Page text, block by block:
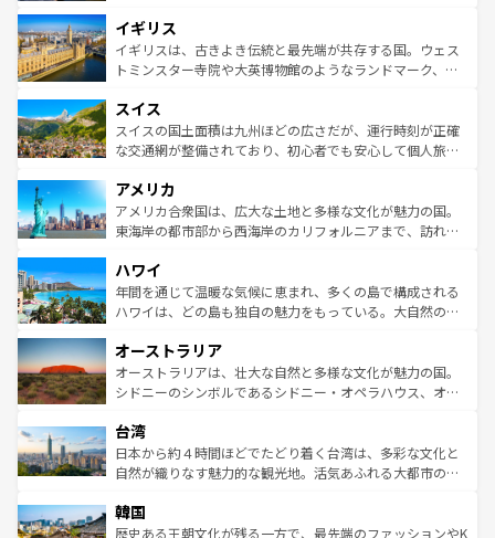
いる。シャンパンの発祥地であるランス、プロヴァンスの
香り高いラベンダー畑など、多彩な楽しみ方が可能だ。さ
らに、パリ以外の地域にも魅力が溢れており、どの街角に
れる地方に足を運ぶとそれぞれで全く異なる文化を体験で
きるだろう。 なお、新着のフランス情報はコンテンツ一覧
を参照してほしい。
顔を持つこの国は、どこを歩いても飽きることがない。ベ
ルリンの文化的活気、バイエルン州のアルプスの絶景、そ
してライン川沿いのワイン畑といった風景は必見。ビール
は、お酒好きな人にはぜひ体験してほしい。 なお、新着の
ドイツ情報はコンテンツ一覧を参照してほしい。
イギリス
イギリスは、古きよき伝統と最先端が共存する国。ウェス
トミンスター寺院や大英博物館のようなランドマーク、歴
リアごとに異なる魅力がある。また、優雅なアフタヌーン
ティー、ビール好きにはたまらない英国パブ、サッカー観
戦など、本場だからこそできる体験も豊富。イギリスを旅
ンツ一覧を参照してほしい。
スイス
スイスの国土面積は九州ほどの広さだが、運行時刻が正確
な交通網が整備されており、初心者でも安心して個人旅行
の建物がそのまま残る町や、スイスならではのユニークな
博物館もあり、アルプス観光だけでなく町歩きも満喫する
ことができる。国民の所得が高いため物価も高いが、旅行
ば市内交通費無料で観光を楽しむこともできる。 なお、新
着のスイス情報はコンテンツ一覧 を参照してほしい。
アメリカ
アメリカ合衆国は、広大な土地と多様な文化が魅力の国。
東海岸の都市部から西海岸のカリフォルニアまで、訪れる
のような巨大都市は、観光、ショッピング、エンターテイ
ンメントが詰まった刺激的なスポットだ。一方、アメリカ
西部には大自然が広がり、グランドキャニオンやイエロー
部のニューオーリンズでは、音楽と美食が融合した独特の
文化が魅力。旅行者はアメリカの各地域で異なる魅力を楽
しみながら、その多様性と豊かな歴史を感じることができ
ならではの贅沢な旅のスタイルだ。 なお、新着のアメリカ
情報はコンテンツ一覧を参照してほしい。
ハワイ
年間を通じて温暖な気候に恵まれ、多くの島で構成される
ハワイは、どの島も独自の魅力をもっている。大自然の神
ワイ島は見逃せない。また、定番の観光地といえばオアフ
島だが、静かな自然を求めるならマウイ島やカウアイ島が
おすすめ。エメラルドグリーンに輝く海をはじめ、豊かな
れるおもてなしの心で訪れる人々を迎えてくれるハワイの
人々、おいしいローカルフードやハワイアンミュージッ
ク、伝統的なフラダンスなど、すべてがハワイの魅力を彩
ワイを、存分に味わってほしい。 なお、新着のハワイ情報
はコンテンツ一覧を参照してほしい。
オーストラリア
オーストラリアは、壮大な自然と多様な文化が魅力の国。
シドニーのシンボルであるシドニー・オペラハウス、オー
リアリーフや大陸中央部にそびえるウルル（エアーズロッ
ク）、タスマニアの美しい原生林やケアンズの熱帯雨林な
ど、見どころがたくさん。また、カフェやワイン、オージ
いる。アクティビティも充実しており、サーフィンやダイ
ビング、ハイキングなど、アウトドア好きにはたまらな
台湾
日本から約４時間ほどでたどり着く台湾は、多彩な文化と
自然が織りなす魅力的な観光地。活気あふれる大都市の台
ン）、静ひつな山岳地帯である台湾東部など、都市の喧騒
と山間の静けさが共存しており、訪れる人に新しい発見と
韓国
歴史ある王朝文化が残る一方で、最先端のファッションやK